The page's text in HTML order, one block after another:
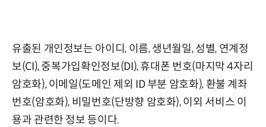
유출된 개인정보는 아이디, 이름, 생년월일, 성별, 연계정
보(CI), 중복가입확인정보(DI), 휴대폰 번호(마지막 4자리
암호화), 이메일(도메인 제외 ID 부분 암호화), 환불 계좌
번호(암호화), 비밀번호(단방향 암호화), 이외 서비스 이
용과 관련한 정보 등이다.